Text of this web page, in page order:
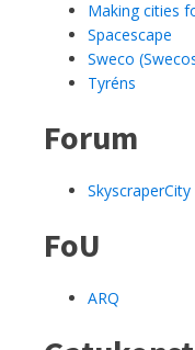
Making cities
Spacescape
Sweco
Tyréns
Forum
SkyscraperCity
FoU
ARQ